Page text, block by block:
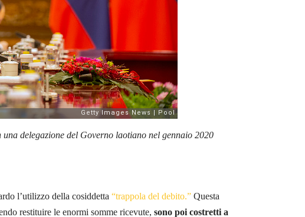
delegazione del Governo laotiano nel gennaio 2020
l’utilizzo della cosiddetta “trappola del debito.” Questa
restituire le enormi somme ricevute, sono poi costretti a